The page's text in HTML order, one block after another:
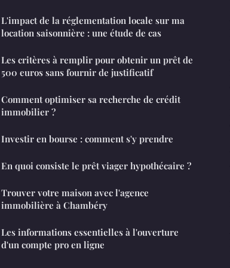
L'impact de la réglementation locale sur ma
location saisonnière : une étude de cas
Les critères à remplir pour obtenir un prêt de
500 euros sans fournir de justificatif
Comment optimiser sa recherche de crédit
immobilier ?
Investir en bourse : comment s'y prendre
En quoi consiste le prêt viager hypothécaire ?
Trouver votre maison avec l'agence
immobilière à Chambéry
Les informations essentielles à l'ouverture
d'un compte pro en ligne